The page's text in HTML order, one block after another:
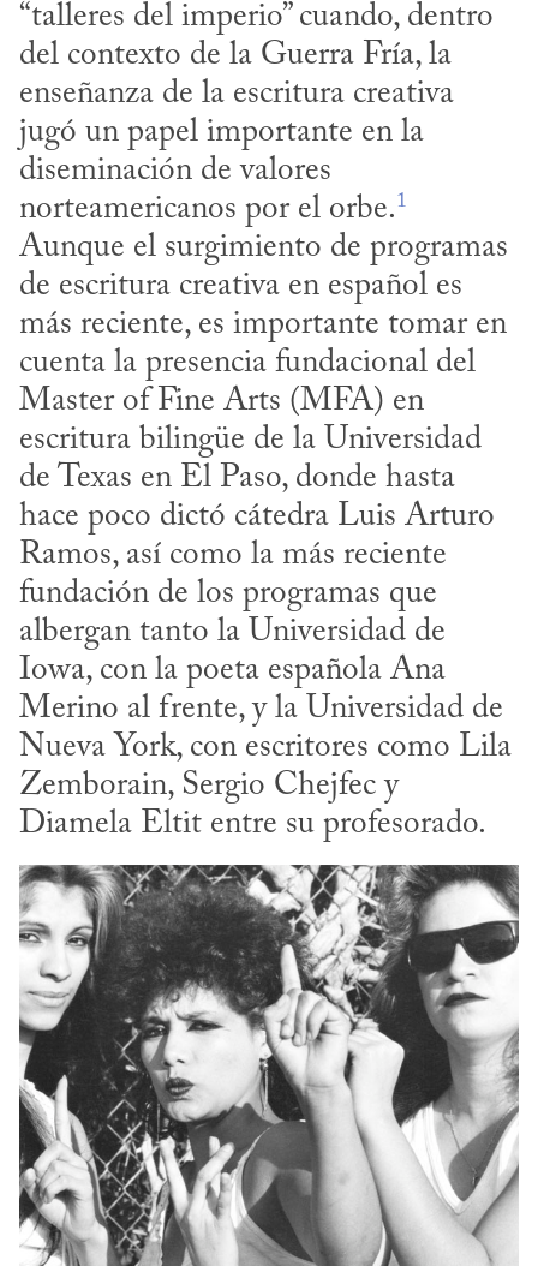
“talleres del imperio” cuando, dentro
del contexto de la Guerra Fría, la
enseñanza de la escritura creativa
jugó un papel importante en la
diseminación de valores
norteamericanos por el orbe.1
Aunque el surgimiento de programas
de escritura creativa en español es
más reciente, es importante tomar en
cuenta la presencia fundacional del
Master of Fine Arts (MFA) en
escritura bilingüe de la Universidad
de Texas en El Paso, donde hasta
hace poco dictó cátedra Luis Arturo
Ramos, así como la más reciente
fundación de los programas que
albergan tanto la Universidad de
Iowa, con la poeta española Ana
Merino al frente, y la Universidad de
Nueva York, con escritores como Lila
Zemborain, Sergio Chejfec y
Diamela Eltit entre su profesorado.